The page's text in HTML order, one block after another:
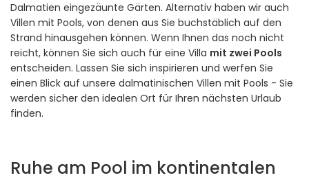
Dalmatien eingezäunte Gärten. Alternativ haben wir auch
Villen mit Pools, von denen aus Sie buchstäblich auf den
Strand hinausgehen können. Wenn Ihnen das noch nicht
reicht, können Sie sich auch für eine Villa mit zwei Pools
entscheiden. Lassen Sie sich inspirieren und werfen Sie
einen Blick auf unsere dalmatinischen Villen mit Pools - Sie
werden sicher den idealen Ort für Ihren nächsten Urlaub
finden.
Ruhe am Pool im kontinentalen